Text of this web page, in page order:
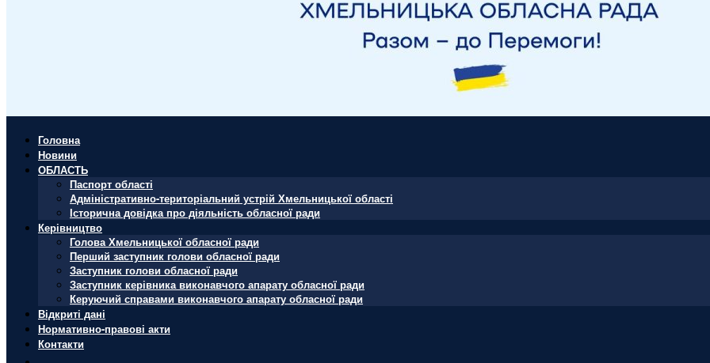
Головна
Новини
ОБЛАСТЬ
Паспорт області
Адміністративно-територіальний устрій Хмельницької області
Історична довідка про діяльність обласної ради
Керівництво
Голова Хмельницької обласної ради
Перший заступник голови обласної ради
Заступник голови обласної ради
Заступник керівника виконавчого апарату обласної ради
Керуючий справами виконавчого апарату обласної ради
Відкриті дані
Нормативно-правові акти
Контакти